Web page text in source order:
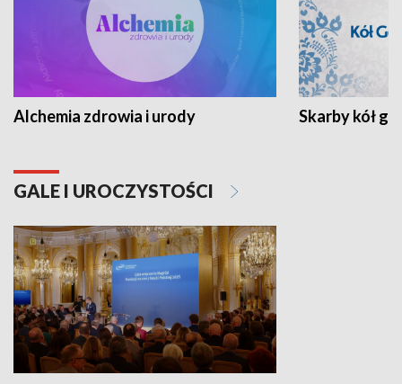
Alchemia zdrowia i urody Skarby kół
GALE I UROCZYSTOŚCI